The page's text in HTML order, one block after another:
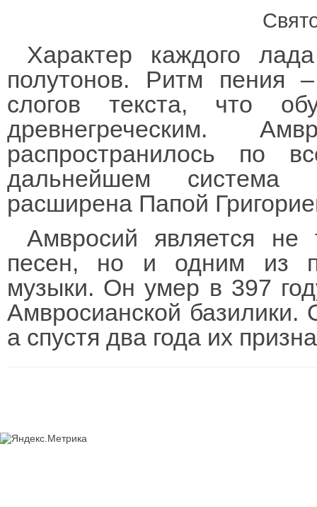
Характер каждого
полутонов. Ритм пения
слогов текста, что
древнегреческим.
распространилось по
дальнейшем система
расширена Папой
Амвросий является не
песен, но и одним из
музыки. Он умер в 397
Амвросианской базилики.
а спустя два года их